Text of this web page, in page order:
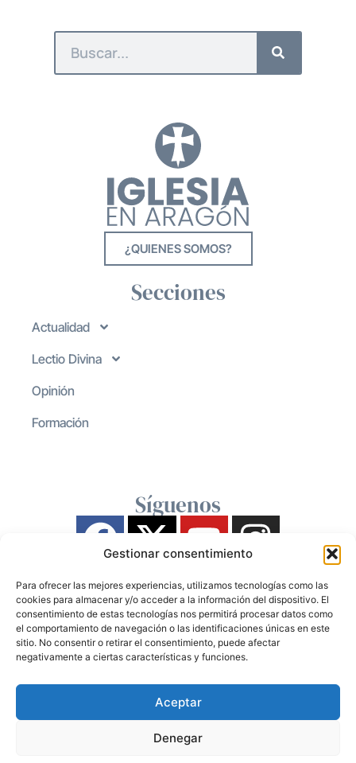
Gestionar consentimiento
Para ofrecer las mejores experiencias, utilizamos tecnologías como las
cookies para almacenar y/o acceder a la información del dispositivo. El
consentimiento de estas tecnologías nos permitirá procesar datos como
el comportamiento de navegación o las identificaciones únicas en este
sitio. No consentir o retirar el consentimiento, puede afectar
negativamente a ciertas características y funciones.
Aceptar
Denegar
¿QUIENES SOMOS?
Secciones
Actualidad
Lectio Divina
Opinión
Formación
Síguenos